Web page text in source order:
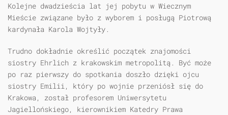
Kolejne dwadzieścia lat jej pobytu w Wiecznym
Mieście związane było z wyborem i posługą Piotrową
kardynała Karola Wojtyły.
Trudno dokładnie określić początek znajomości
siostry Ehrlich z krakowskim metropolitą. Być może
po raz pierwszy do spotkania doszło dzięki ojcu
siostry Emilii, który po wojnie przeniósł się do
Krakowa, został profesorem Uniwersytetu
Jagiellońskiego, kierownikiem Katedry Prawa